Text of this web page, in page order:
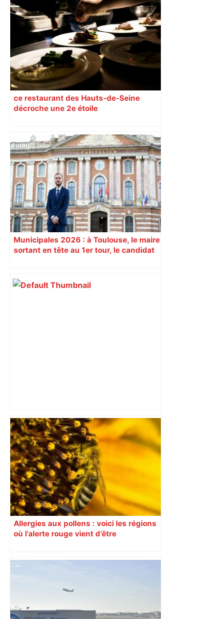
Toulouse. Ne l'oubliez pas, cette station
de la ligne B du métro est fermée
depuis ce lundi – actu.fr
ce restaurant des Hauts-de-Seine
décroche une 2e étoile
Municipales 2026 : à Toulouse, le maire
sortant en tête au 1er tour, le candidat
Municipales 2026: LFI et le PS s'allient
à Toulouse contre le maire sortant
Jean-Luc Moudenc – BFM
Allergies aux pollens : voici les régions
où l’alerte rouge vient d’être